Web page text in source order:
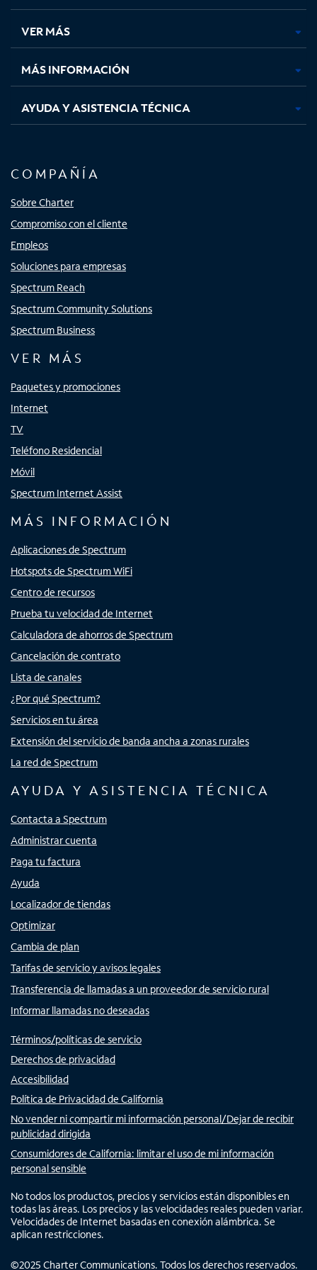
en
pestaña
nueva
en
pestaña
nueva
en
pestaña
nueva
en
nueva
VER MÁS
MÁS INFORMACIÓN
AYUDA Y ASISTENCIA TÉCNICA
COMPAÑÍA
Sobre Charter
Compromiso con el cliente
Empleos
Soluciones para empresas
Spectrum Reach
Spectrum Community Solutions
Spectrum Business
VER MÁS
Paquetes y promociones
Internet
TV
Teléfono Residencial
Móvil
Spectrum Internet Assist
MÁS INFORMACIÓN
Aplicaciones de Spectrum
Hotspots de Spectrum WiFi
Centro de recursos
Prueba tu velocidad de Internet
Calculadora de ahorros de Spectrum
Cancelación de contrato
Lista de canales
¿Por qué Spectrum?
Servicios en tu área
Extensión del servicio de banda ancha a zonas rurales
La red de Spectrum
AYUDA Y ASISTENCIA TÉCNICA
Contacta a Spectrum
Administrar cuenta
Paga tu factura
Ayuda
Localizador de tiendas
Optimizar
Cambia de plan
Tarifas de servicio y avisos legales
Transferencia de llamadas a un proveedor de servicio rural
Informar llamadas no deseadas
Términos/políticas de servicio
Derechos de privacidad
Accesibilidad
Política de Privacidad de California
No vender ni compartir mi información personal/Dejar de recibir
publicidad dirigida
Consumidores de California: limitar el uso de mi información
personal sensible
No todos los productos, precios y servicios están disponibles en
todas las áreas. Los precios y las velocidades reales pueden variar.
Velocidades de Internet basadas en conexión alámbrica. Se
aplican restricciones.
©2025 Charter Communications. Todos los derechos reservados.